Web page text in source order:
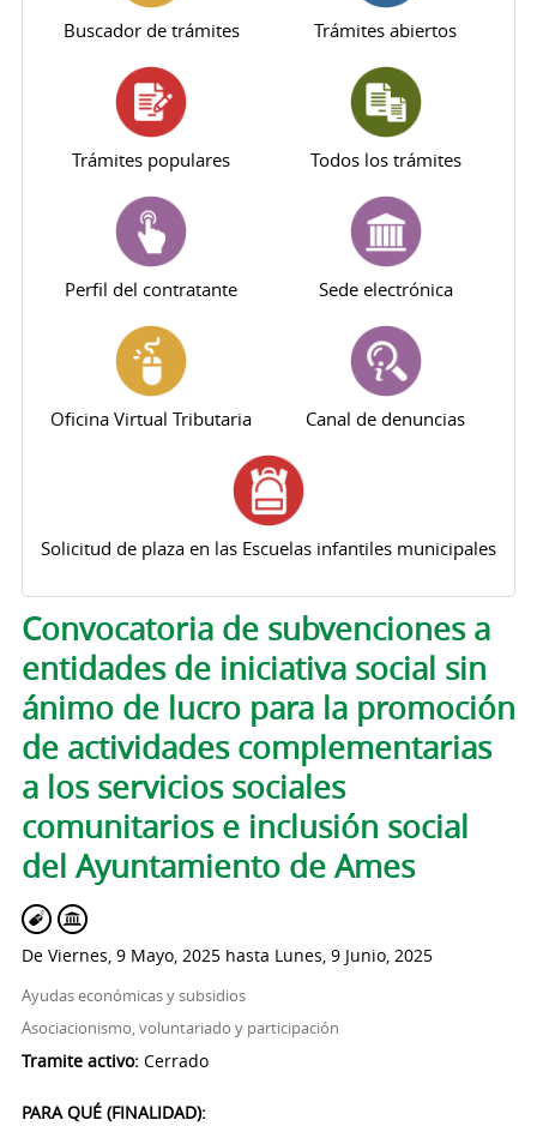
Buscador de trámites Trámites abiertos
Trámites populares Todos los trámites
Perfil del contratante Sede electrónica
Oficina Virtual Tributaria Canal de denuncias
Solicitud de plaza en las Escuelas infantiles municipales
Solapas principales
Convocatoria de subvenciones a
entidades de iniciativa social sin
ánimo de lucro para la promoción
de actividades complementarias
a los servicios sociales
comunitarios e inclusión social
del Ayuntamiento de Ames
De Viernes, 9 Mayo, 2025hasta Lunes, 9 Junio, 2025
Ayudas económicas y subsidios
Asociacionismo, voluntariado y participación
Tramite activo: Cerrado
PARA QUÉ (FINALIDAD):